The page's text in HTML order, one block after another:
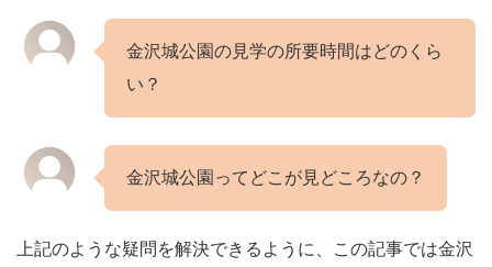
金沢城公園の見学の所要時間はどのくら
い？
金沢城公園ってどこが見どころなの？
上記のような疑問を解決できるように、この記事では金沢